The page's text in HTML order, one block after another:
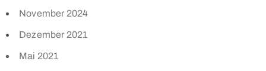
November 2024
Dezember 2021
Mai 2021